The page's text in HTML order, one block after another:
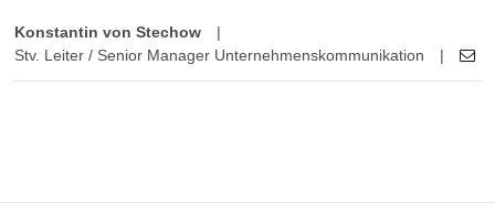
Konstantin von Stechow
|
Stv. Leiter / Senior Manager Unternehmenskommunikation
|